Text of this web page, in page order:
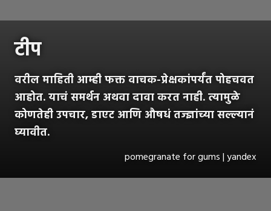
टीप
वरील माहिती आम्ही फक्त वाचक-प्रेक्षकांपर्यंत पोहचवत
आहोत. याचं समर्थन अथवा दावा करत नाही. त्यामुळे
कोणतेही उपचार, डाएट आणि औषधं तज्ज्ञांच्या सल्ल्यानं
घ्यावीत.
pomegranate for gums | yandex